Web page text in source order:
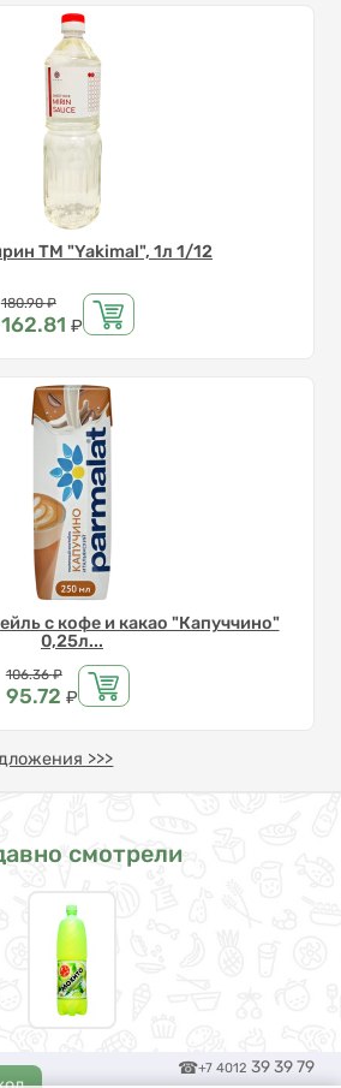
ТМ "Yakimal", 1л 1/12
Цена
180.90 ₽
162.81 ₽
с кофе и какао "Капуччино"
0,25л...
Цена
106.36 ₽
95.72 ₽
>>>
смотрели
+7 4012 39 39 79